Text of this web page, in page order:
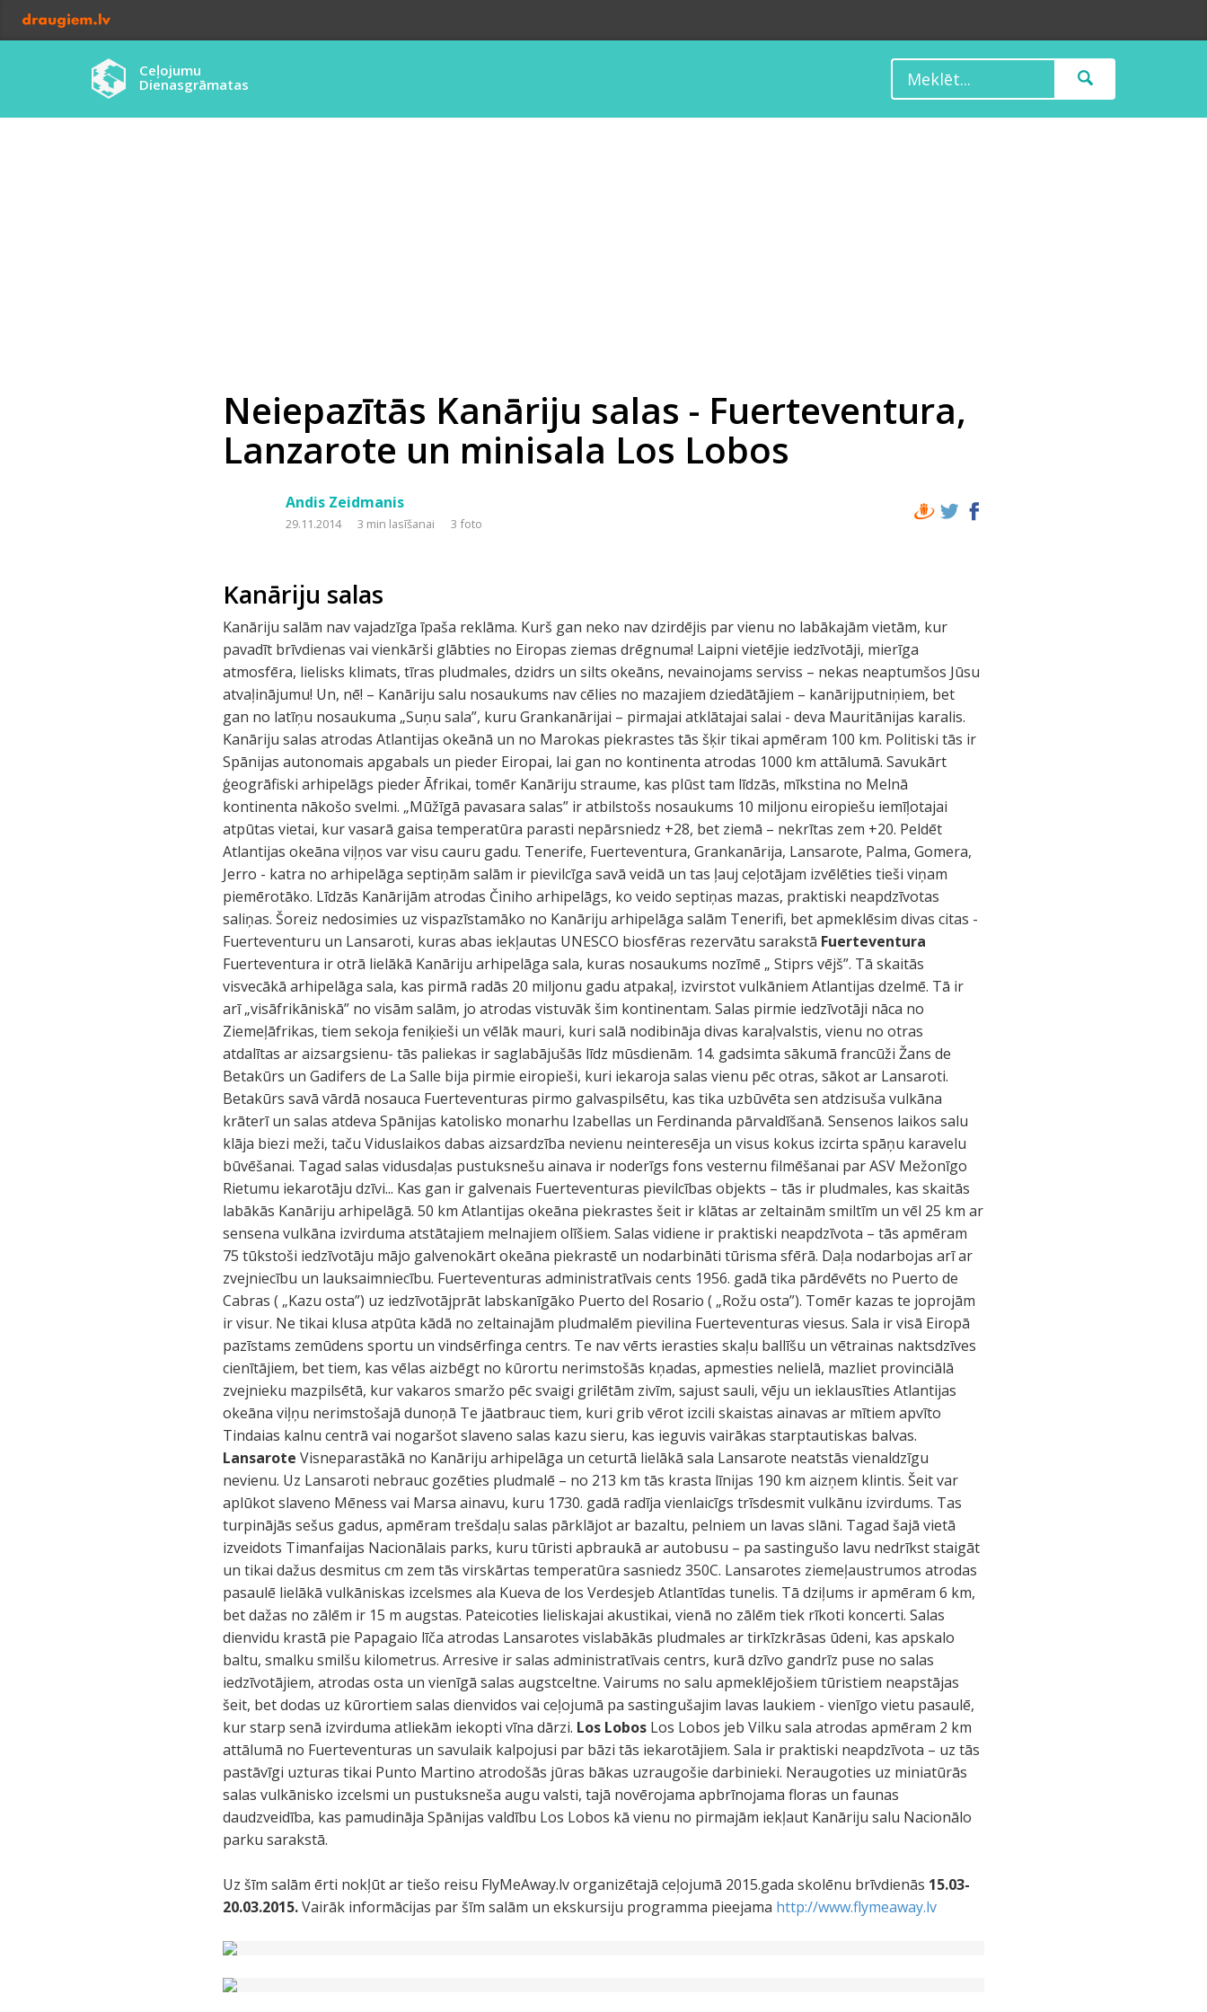
Ceļojumu
Dienasgrāmatas
Neiepazītās Kanāriju salas - Fuerteventura,
Lanzarote un minisala Los Lobos
Andis Zeidmanis
29.11.2014 3 min lasīšanai 3 foto
Kanāriju salas
Kanāriju salām nav vajadzīga īpaša reklāma. Kurš gan neko nav dzirdējis par vienu no labākajām vietām, kur
pavadīt brīvdienas vai vienkārši glābties no Eiropas ziemas drēgnuma! Laipni vietējie iedzīvotāji, mierīga
atmosfēra, lielisks klimats, tīras pludmales, dzidrs un silts okeāns, nevainojams serviss – nekas neaptumšos Jūsu
atvaļinājumu! Un, nē! – Kanāriju salu nosaukums nav cēlies no mazajiem dziedātājiem – kanārijputniņiem, bet
gan no latīņu nosaukuma „Suņu sala”, kuru Grankanārijai – pirmajai atklātajai salai - deva Mauritānijas karalis.
Kanāriju salas atrodas Atlantijas okeānā un no Marokas piekrastes tās šķir tikai apmēram 100 km. Politiski tās ir
Spānijas autonomais apgabals un pieder Eiropai, lai gan no kontinenta atrodas 1000 km attālumā. Savukārt
ģeogrāfiski arhipelāgs pieder Āfrikai, tomēr Kanāriju straume, kas plūst tam līdzās, mīkstina no Melnā
kontinenta nākošo svelmi. „Mūžīgā pavasara salas” ir atbilstošs nosaukums 10 miljonu eiropiešu iemīļotajai
atpūtas vietai, kur vasarā gaisa temperatūra parasti nepārsniedz +28, bet ziemā – nekrītas zem +20. Peldēt
Atlantijas okeāna viļņos var visu cauru gadu. Tenerife, Fuerteventura, Grankanārija, Lansarote, Palma, Gomera,
Jerro - katra no arhipelāga septiņām salām ir pievilcīga savā veidā un tas ļauj ceļotājam izvēlēties tieši viņam
piemērotāko. Līdzās Kanārijām atrodas Činiho arhipelāgs, ko veido septiņas mazas, praktiski neapdzīvotas
saliņas. Šoreiz nedosimies uz vispazīstamāko no Kanāriju arhipelāga salām Tenerifi, bet apmeklēsim divas citas -
Fuerteventuru un Lansaroti, kuras abas iekļautas UNESCO biosfēras rezervātu sarakstā Fuerteventura
Fuerteventura ir otrā lielākā Kanāriju arhipelāga sala, kuras nosaukums nozīmē „ Stiprs vējš”. Tā skaitās
visvecākā arhipelāga sala, kas pirmā radās 20 miljonu gadu atpakaļ, izvirstot vulkāniem Atlantijas dzelmē. Tā ir
arī „visāfrikāniskā” no visām salām, jo atrodas vistuvāk šim kontinentam. Salas pirmie iedzīvotāji nāca no
Ziemeļāfrikas, tiem sekoja feniķieši un vēlāk mauri, kuri salā nodibināja divas karaļvalstis, vienu no otras
atdalītas ar aizsargsienu- tās paliekas ir saglabājušās līdz mūsdienām. 14. gadsimta sākumā francūži Žans de
Betakūrs un Gadifers de La Salle bija pirmie eiropieši, kuri iekaroja salas vienu pēc otras, sākot ar Lansaroti.
Betakūrs savā vārdā nosauca Fuerteventuras pirmo galvaspilsētu, kas tika uzbūvēta sen atdzisuša vulkāna
krāterī un salas atdeva Spānijas katolisko monarhu Izabellas un Ferdinanda pārvaldīšanā. Sensenos laikos salu
klāja biezi meži, taču Viduslaikos dabas aizsardzība nevienu neinteresēja un visus kokus izcirta spāņu karavelu
būvēšanai. Tagad salas vidusdaļas pustuksnešu ainava ir noderīgs fons vesternu filmēšanai par ASV Mežonīgo
Rietumu iekarotāju dzīvi... Kas gan ir galvenais Fuerteventuras pievilcības objekts – tās ir pludmales, kas skaitās
labākās Kanāriju arhipelāgā. 50 km Atlantijas okeāna piekrastes šeit ir klātas ar zeltainām smiltīm un vēl 25 km ar
sensena vulkāna izvirduma atstātajiem melnajiem olīšiem. Salas vidiene ir praktiski neapdzīvota – tās apmēram
75 tūkstoši iedzīvotāju mājo galvenokārt okeāna piekrastē un nodarbināti tūrisma sfērā. Daļa nodarbojas arī ar
zvejniecību un lauksaimniecību. Fuerteventuras administratīvais cents 1956. gadā tika pārdēvēts no Puerto de
Cabras ( „Kazu osta”) uz iedzīvotājprāt labskanīgāko Puerto del Rosario ( „Rožu osta”). Tomēr kazas te joprojām
ir visur. Ne tikai klusa atpūta kādā no zeltainajām pludmalēm pievilina Fuerteventuras viesus. Sala ir visā Eiropā
pazīstams zemūdens sportu un vindsērfinga centrs. Te nav vērts ierasties skaļu ballīšu un vētrainas naktsdzīves
cienītājiem, bet tiem, kas vēlas aizbēgt no kūrortu nerimstošās kņadas, apmesties nelielā, mazliet provinciālā
zvejnieku mazpilsētā, kur vakaros smaržo pēc svaigi grilētām zivīm, sajust sauli, vēju un ieklausīties Atlantijas
okeāna viļņu nerimstošajā dunoņā Te jāatbrauc tiem, kuri grib vērot izcili skaistas ainavas ar mītiem apvīto
Tindaias kalnu centrā vai nogaršot slaveno salas kazu sieru, kas ieguvis vairākas starptautiskas balvas.
LansaroteVisneparastākā no Kanāriju arhipelāga un ceturtā lielākā sala Lansarote neatstās vienaldzīgu
nevienu. Uz Lansaroti nebrauc gozēties pludmalē – no 213 km tās krasta līnijas 190 km aizņem klintis. Šeit var
aplūkot slaveno Mēness vai Marsa ainavu, kuru 1730. gadā radīja vienlaicīgs trīsdesmit vulkānu izvirdums. Tas
turpinājās sešus gadus, apmēram trešdaļu salas pārklājot ar bazaltu, pelniem un lavas slāni. Tagad šajā vietā
izveidots Timanfaijas Nacionālais parks, kuru tūristi apbraukā ar autobusu – pa sastingušo lavu nedrīkst staigāt
un tikai dažus desmitus cm zem tās virskārtas temperatūra sasniedz 350C. Lansarotes ziemeļaustrumos atrodas
pasaulē lielākā vulkāniskas izcelsmes ala Kueva de los Verdesjeb Atlantīdas tunelis. Tā dziļums ir apmēram 6 km,
bet dažas no zālēm ir 15 m augstas. Pateicoties lieliskajai akustikai, vienā no zālēm tiek rīkoti koncerti. Salas
dienvidu krastā pie Papagaio līča atrodas Lansarotes vislabākās pludmales ar tirkīzkrāsas ūdeni, kas apskalo
baltu, smalku smilšu kilometrus. Arresive ir salas administratīvais centrs, kurā dzīvo gandrīz puse no salas
iedzīvotājiem, atrodas osta un vienīgā salas augstceltne. Vairums no salu apmeklējošiem tūristiem neapstājas
šeit, bet dodas uz kūrortiem salas dienvidos vai ceļojumā pa sastingušajim lavas laukiem - vienīgo vietu pasaulē,
kur starp senā izvirduma atliekām iekopti vīna dārzi. Los Lobos Los Lobos jeb Vilku sala atrodas apmēram 2 km
attālumā no Fuerteventuras un savulaik kalpojusi par bāzi tās iekarotājiem. Sala ir praktiski neapdzīvota – uz tās
pastāvīgi uzturas tikai Punto Martino atrodošās jūras bākas uzraugošie darbinieki. Neraugoties uz miniatūrās
salas vulkānisko izcelsmi un pustuksneša augu valsti, tajā novērojama apbrīnojama floras un faunas
daudzveidība, kas pamudināja Spānijas valdību Los Lobos kā vienu no pirmajām iekļaut Kanāriju salu Nacionālo
parku sarakstā.
Uz šīm salām ērti nokļūt ar tiešo reisu FlyMeAway.lv organizētajā ceļojumā 2015.gada skolēnu brīvdienās 15.03-
20.03.2015.Vairāk informācijas par šīm salām un ekskursiju programma pieejama http://www.flymeaway.lv